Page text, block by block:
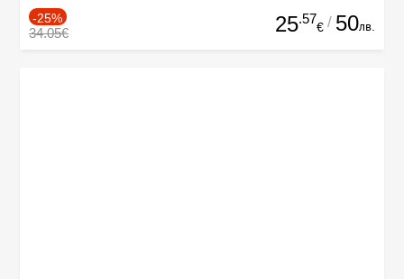
-25%
34.05€ 25.57
€ / 50лв.